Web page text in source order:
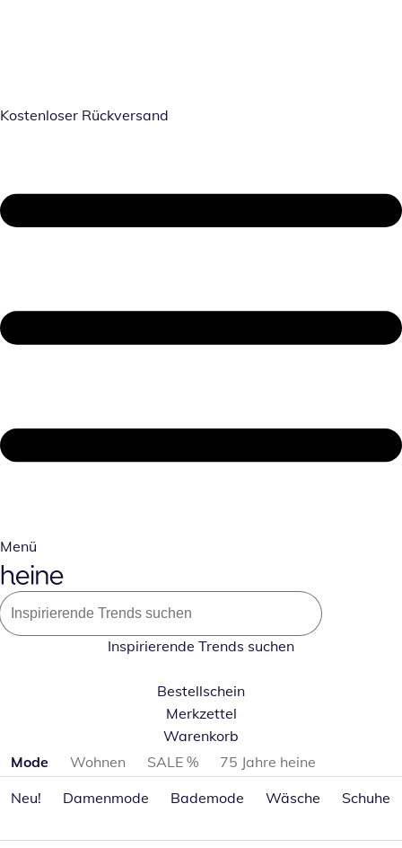
Kostenloser Rückversand
Menü
Inspirierende Trends suchen
Bestellschein
Merkzettel
Warenkorb
Produktkategorien überspringen
Mode Wohnen SALE %
75 Jahre heine
Neu!
Damenmode Bademode Wäsche Schuhe